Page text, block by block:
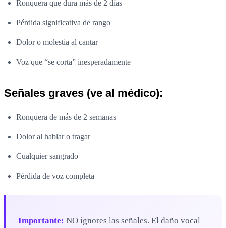
Ronquera que dura más de 2 días
Pérdida significativa de rango
Dolor o molestia al cantar
Voz que “se corta” inesperadamente
Señales graves (ve al médico):
Ronquera de más de 2 semanas
Dolor al hablar o tragar
Cualquier sangrado
Pérdida de voz completa
Importante: NO ignores las señales. El daño vocal